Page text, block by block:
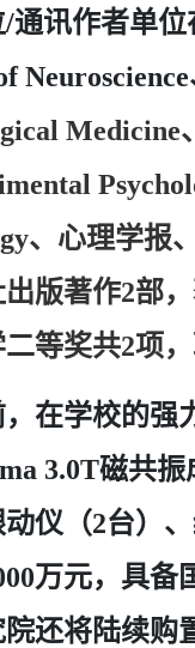
/通讯作者单位
Neuroscience
Medicine、
、心理学报
版著作2部
等奖共2项
，在学校的强
3.0T磁共振
仪（2台）
万元，具备
还将陆续购